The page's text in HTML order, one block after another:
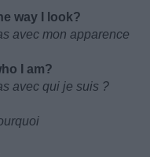
way I look?
avec mon apparence
I am?
avec qui je suis ?